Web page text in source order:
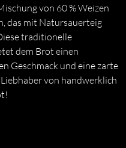
von 60 % Weizen
das mit Natursauerteig
traditionelle
dem Brot einen
Geschmack und eine zarte
von handwerklich